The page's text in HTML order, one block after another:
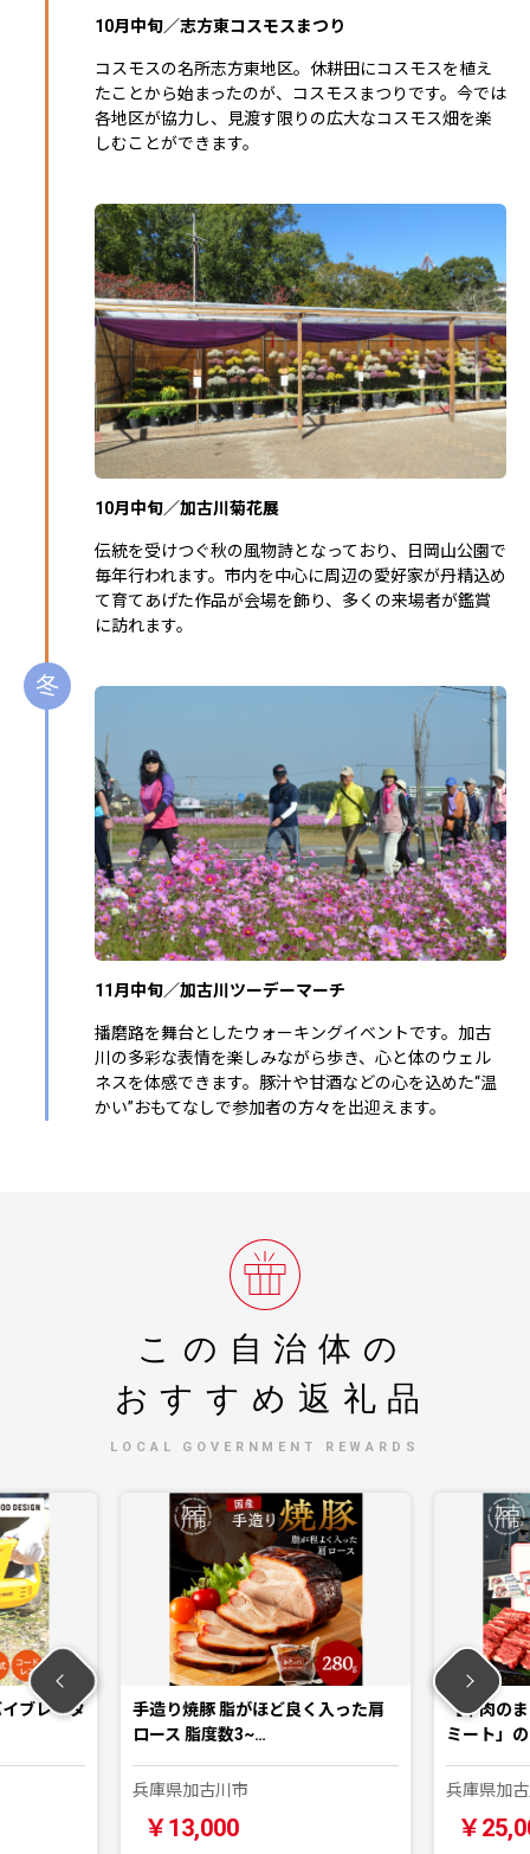
10月中旬／志方東コスモスまつり
コスモスの名所志方東地区。休耕田にコスモスを植え
たことから始まったのが、コスモスまつりです。今では
各地区が協力し、見渡す限りの広大なコスモス畑を楽
しむことができます。
10月中旬／加古川菊花展
伝統を受けつぐ秋の風物詩となっており、日岡山公園で
毎年行われます。市内を中心に周辺の愛好家が丹精込め
て育てあげた作品が会場を飾り、多くの来場者が鑑賞
に訪れます。
冬
11月中旬／加古川ツーデーマーチ
播磨路を舞台としたウォーキングイベントです。加古
川の多彩な表情を楽しみながら歩き、心と体のウェル
ネスを体感できます。豚汁や甘酒などの心を込めた“温
かい”おもてなしで参加者の方々を出迎えます。
この自治体の
おすすめ返礼品
LOCAL GOVERNMENT REWARDS
ブレータ
手造り焼豚 脂がほど良く入った肩
ロース 脂度数3~…
兵庫県加古川市
￥13,000
【牛肉の
ミート」
兵庫県加
￥